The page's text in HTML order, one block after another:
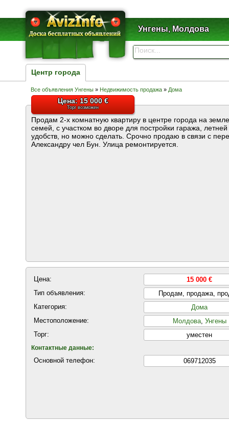
Унгены, Молдова
Центр города
Все объявления Унгены » Недвижимость продажа » Дома
Цена: 15 000 €
Торг возможен
Продам 2-х комнатную квартиру в центре города на
семей, с участком во дворе для постройки гаража,
удобств, но можно сделать. Срочно продаю в связи с
Александру чел Бун. Улица ремонтируется.
Цена:
15 000 €
Тип объявления:
Продам, продажа,
Категория:
Дома
Местоположение:
Молдова, Унгены
Торг:
уместен
Контактные данные:
Основной телефон: 069712035